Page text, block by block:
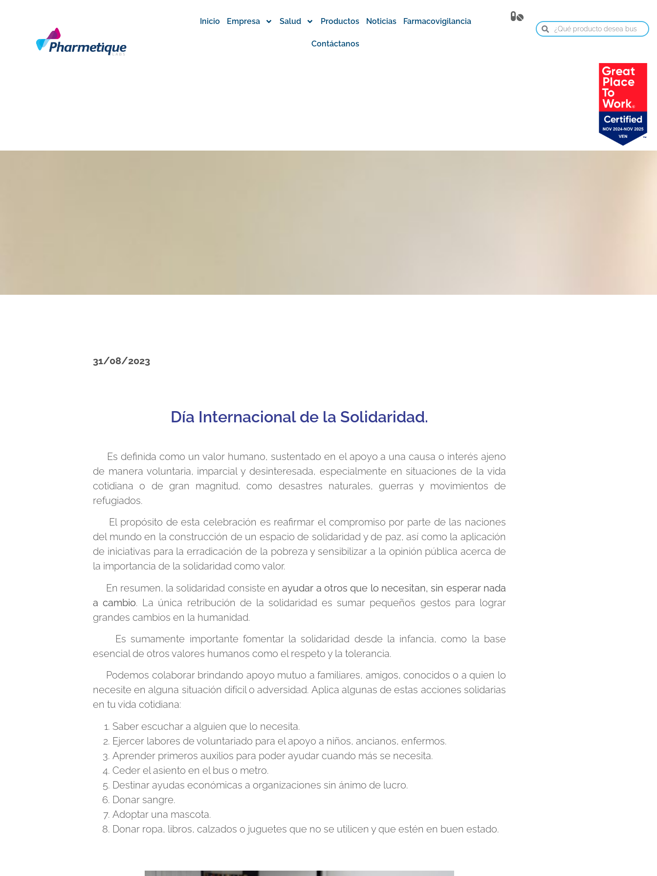
Inicio Empresa Salud Productos Noticias Farmacovigilancia
Contáctanos
31/08/2023
Día Internacional de la Solidaridad.
Es definida como un valor humano, sustentado en el apoyo a una causa o interés ajeno
de manera voluntaria, imparcial y desinteresada, especialmente en situaciones de la vida
cotidiana o de gran magnitud, como desastres naturales, guerras y movimientos de
refugiados.
El propósito de esta celebración es reafirmar el compromiso por parte de las naciones
del mundo en la construcción de un espacio de solidaridad y de paz, así como la aplicación
de iniciativas para la erradicación de la pobreza y sensibilizar a la opinión pública acerca de
la importancia de la solidaridad como valor.
En resumen, la solidaridad consiste enayudar a otros que lo necesitan, sin esperar nada
a cambio. La única retribución de la solidaridad es sumar pequeños gestos para lograr
grandes cambios en la humanidad.
Es sumamente importante fomentar la solidaridad desde la infancia, como la base
esencial de otros valores humanos como el respeto y la tolerancia.
Podemos colaborar brindando apoyo mutuo a familiares, amigos, conocidos o a quien lo
necesite en alguna situación difícil o adversidad. Aplica algunas de estas acciones solidarias
en tu vida cotidiana:
Saber escuchar a alguien que lo necesita.
Ejercer labores de voluntariado para el apoyo a niños, ancianos, enfermos.
Aprender primeros auxilios para poder ayudar cuando más se necesita.
Ceder el asiento en el bus o metro.
Destinar ayudas económicas a organizaciones sin ánimo de lucro.
Donar sangre.
Adoptar una mascota.
Donar ropa, libros, calzados o juguetes que no se utilicen y que estén en buen estado.